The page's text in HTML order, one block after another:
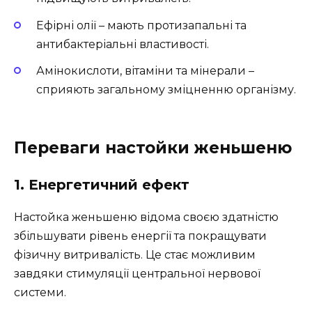
Ефірні олії – мають протизапальні та
антибактеріальні властивості.
Амінокислоти, вітаміни та мінерали –
сприяють загальному зміцненню організму.
Переваги настойки женьшеню
1. Енергетичний ефект
Настойка женьшеню відома своєю здатністю
збільшувати рівень енергії та покращувати
фізичну витривалість. Це стає можливим
завдяки стимуляції центральної нервової
системи.